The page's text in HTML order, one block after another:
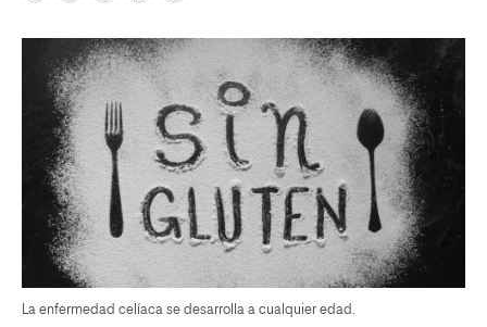
La enfermedad celíaca se desarrolla a cualquier edad.